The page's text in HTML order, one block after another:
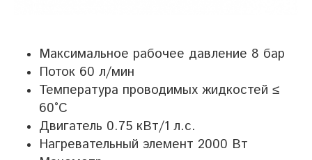
Максимальное рабочее давление 8 бар
Поток 60 л/мин
Температура проводимых жидкостей ≤
60°C
Двигатель 0.75 кВт/1 л.с.
Нагревательный элемент 2000 Вт